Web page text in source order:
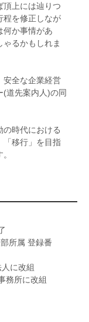
頂上には辿りつ
程を修正しなが
何か事情があ
ゃるかもしれま
安全な企業経営
(道先案内人)の同
時代における
「移行」を目指
所属 登録番
に改組
務所に改組